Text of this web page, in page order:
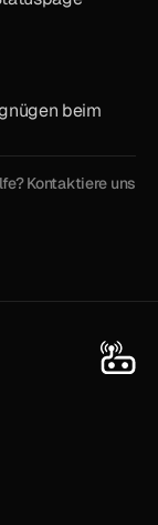
beim
Kontaktiere uns